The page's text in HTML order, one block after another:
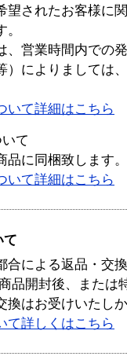
望されたお客様に
、営業時間内での
）によりましては
いて詳細はこちら
て
品に同梱致します。
いて詳細はこちら
て
合による返品・交
品開封後、または
換はお受けいたし
て詳しくはこちら